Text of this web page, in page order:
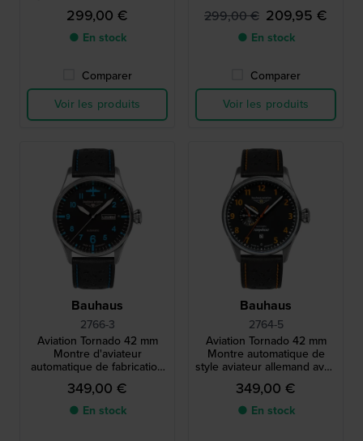
allemande avec date
299,00 €
● En stock
Comparer
Voir les produits
allemande avec date
299,00 € 209,95 €
● En stock
Comparer
Voir les produits
Bauhaus
2766-3
Aviation Tornado 42 mm
Montre d'aviateur
automatique de fabrication
allemande avec date du
jour
349,00 €
● En stock
Bauhaus
2764-5
Aviation Tornado 42 mm
Montre automatique de
style aviateur allemand avec
date et cadran 24h
349,00 €
● En stock